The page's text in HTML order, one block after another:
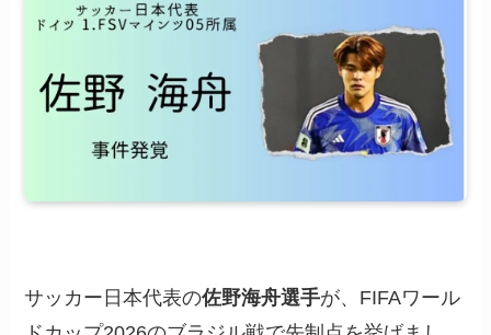
サッカー日本代表の佐野海舟選手が、FIFAワール